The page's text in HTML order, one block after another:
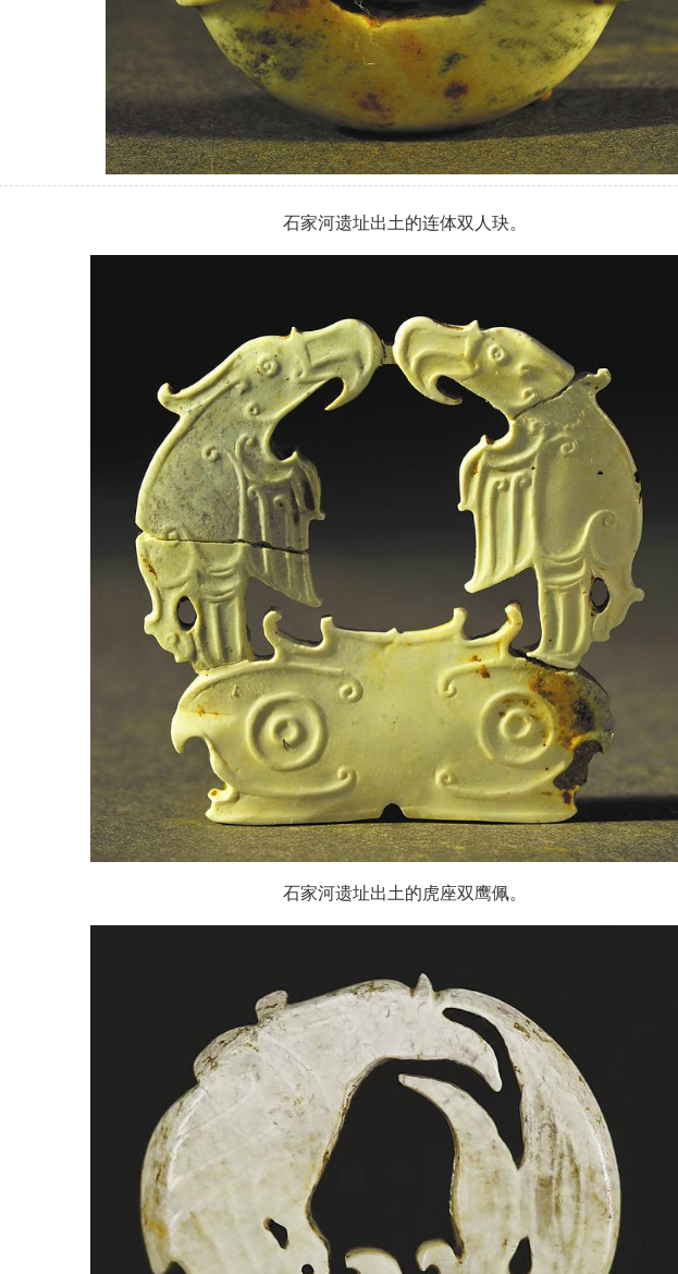
石家河遗址出土的连体双人玦。
石家河遗址出土的虎座双鹰佩。